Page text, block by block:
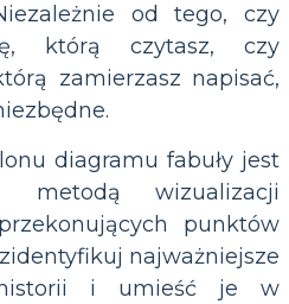
od tego, czy
którą czytasz, czy
zamierzasz napisać,
diagramu fabuły jest
metodą wizualizacji
punktów
najważniejsze
i umieść je w